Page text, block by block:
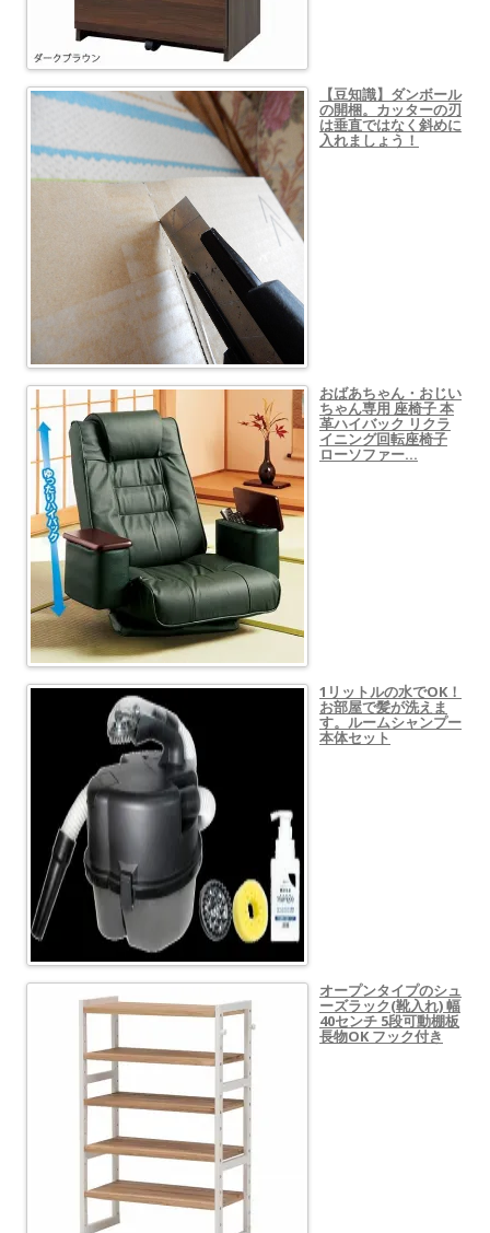
【豆知識】ダンボール
の開梱。カッターの刃
は垂直ではなく斜めに
入れましょう！
おばあちゃん・おじい
ちゃん専用 座椅子 本
革ハイバック リクラ
イニング回転座椅子
ローソファー…
1リットルの水でOK！
お部屋で髪が洗えま
す。ルームシャンプー
本体セット
オープンタイプのシュ
ーズラック(靴入れ) 幅
40センチ 5段可動棚板
長物OK フック付き